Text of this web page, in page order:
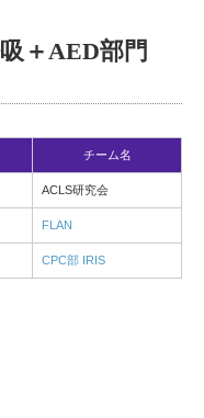
＋AED部門
チーム名
ACLS研究会
FLAN
CPC部 IRIS